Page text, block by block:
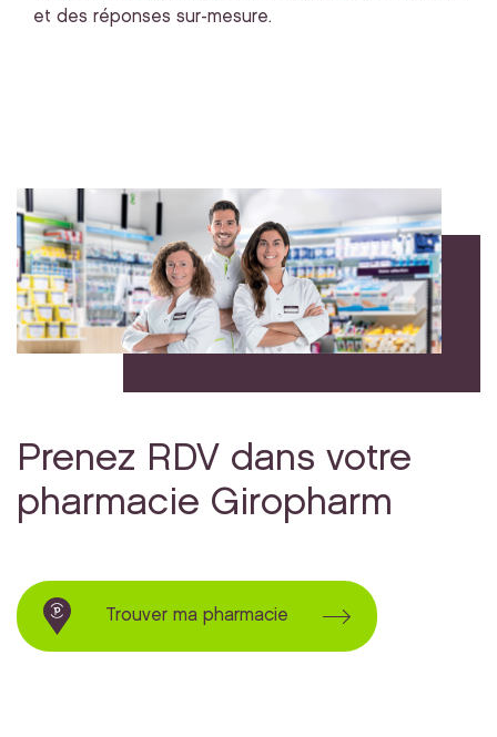
et des réponses sur-mesure.
Prenez RDV dans votre
pharmacie Giropharm
Trouver ma pharmacie